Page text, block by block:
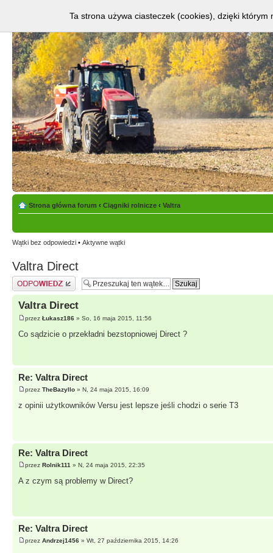
Strona główna forum ‹ Ciągniki rolnicze ‹ Valtra
Wątki bez odpowiedzi • Aktywne wątki
Valtra Direct
Odpowiedz
Valtra Direct
przez Łukasz186 » So, 16 maja 2015, 11:56
Co sądzicie o przekładni bezstopniowej Direct ?
Re: Valtra Direct
przez TheBazyllo » N, 24 maja 2015, 16:09
z opinii użytkowników Versu jest lepsze jeśli chodzi o serie T3
Re: Valtra Direct
przez Rolnik111 » N, 24 maja 2015, 22:35
A z czym są problemy w Direct?
Re: Valtra Direct
przez Andrzej1456 » Wt, 27 października 2015, 14:26
Ta strona używa ciasteczek (cookies), dzięki którym